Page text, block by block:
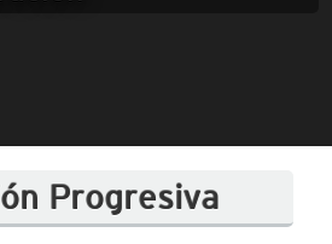
Progresiva